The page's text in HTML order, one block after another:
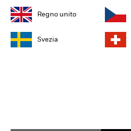
Regno unito
Svezia